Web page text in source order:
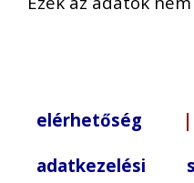
elérhetőség
adatkezelési